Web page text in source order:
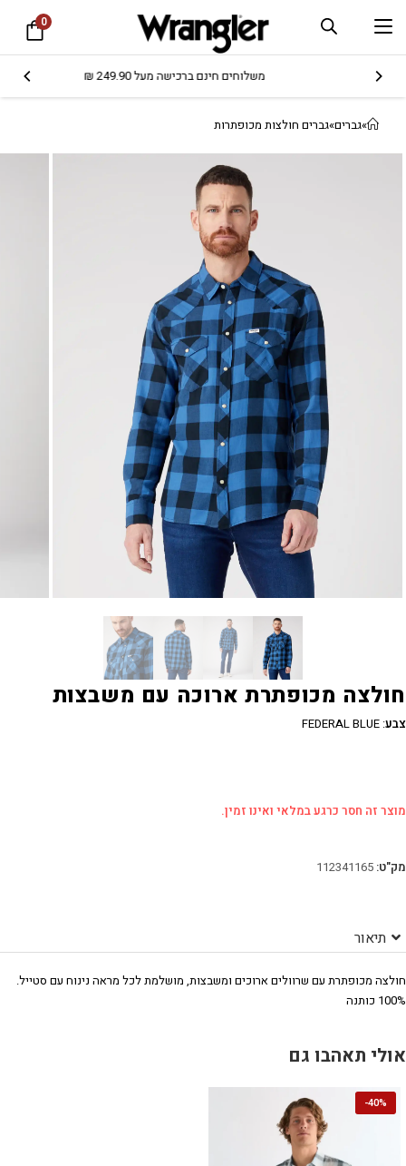
0
משלוחים חינם ברכישה מעל 249.90 ₪
»גברים»גברים חולצות מכופתרות
חולצה מכופתרת ארוכה עם משבצות
צבע:
FEDERAL BLUE
מוצר זה חסר כרגע במלאי ואינו זמין.
מק"ט: 112341165
תיאור
חולצה מכופתרת עם שרוולים ארוכים ומשבצות, מושלמת לכל מראה נינוח עם סטייל.
100% כותנה
אולי תאהבו גם
40%
-